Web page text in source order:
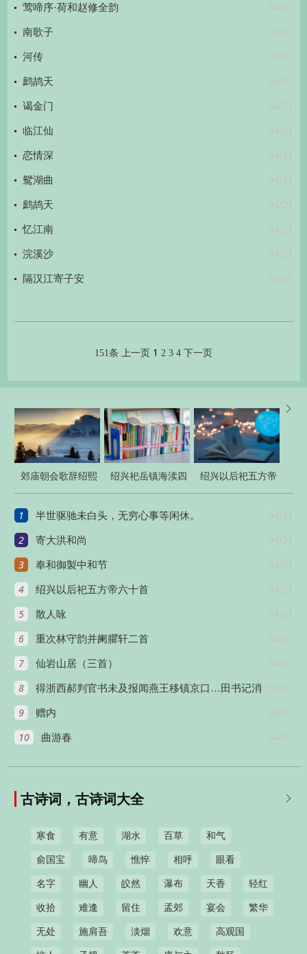
04/21
莺啼序·荷和赵修全韵
04/21
南歌子
04/21
河传
04/21
鹧鸪天
04/21
谒金门
04/21
临江仙
04/21
恋情深
04/21
鸳湖曲
04/21
鹧鸪天
04/21
忆江南
04/21
浣溪沙
04/21
隔汉江寄子安
151条 上一页 1 2 3 4 下一页

郊庙朝会歌辞绍熙
元年恭上寿星圣皇
太后至尊
绍兴祀岳镇海渎四
十三首
绍兴以后祀五方帝
六十首
1 04/21
半世驱驰未白头，无穷心事等闲休。
2 04/21
寄大洪和尚
3 04/21
奉和御製中和节
4 04/21
绍兴以后祀五方帝六十首
5 04/21
散人咏
6 04/21
重次林守韵并阑臞轩二首
7 04/21
仙岩山居（三首）
8 04/21
得浙西郝判官书未及报闻燕王移镇京口…田书记消
息
9 04/21
赠内
10 04/21
曲游春

古诗词，古诗词大全
寒食 有意 湖水 百草 和气
俞国宝 啼鸟 憔悴 相呼 眼看
名字 幽人 皎然 瀑布 天香 轻红
收拾 难逢 留住 孟郊 宴会 繁华
无处 施肩吾 淡烟 欢意 高观国